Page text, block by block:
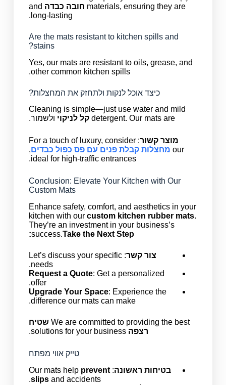
materials, ensuring they are חובה כבדה and
long-lasting.
Are the mats resistant to kitchen spills and
stains?
Yes, our mats are resistant to oils, grease, and
other common kitchen spills.
כיצד אוכל לנקות ולתחזק את המחצלות?
Cleaning is simple—just use water and mild
detergent. Our mats are קל לניקוי ולשמור.
מוצר קשור : For a touch of luxury, consider
our מחצלות קבלת פנים עם פס כפול כבדים,
ideal for high-traffic entrances.
Conclusion: Elevate Your Kitchen with Our
Custom Mats
Enhance safety, comfort, and aesthetics in your
kitchen with our custom kitchen rubber mats.
They’re an investment in your business’s
success.Take the Next Step:
צור קשר : Let’s discuss your specific
needs.
Request a Quote: Get a personalized
offer.
Upgrade Your Space: Experience the
difference our mats can make.
We are committed to providing the best שטיח
רצפה solutions for your business.
טייק אווי מפתח
בטיחות ראשונה: Our mats help
prevent
slipsand accidents.